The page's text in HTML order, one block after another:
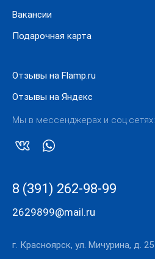
Вакансии
Подарочная карта
Отзывы на Flamp.ru
Отзывы на Яндекс
Мы в мессенджерах и соц.сетях:
8 (391) 262-98-99
2629899@mail.ru
г. Красноярск, ул. Мичурина, д. 25